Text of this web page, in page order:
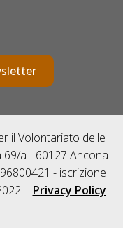
il Volontariato delle
69/a - 60127 Ancona
- iscrizione
| Privacy Policy